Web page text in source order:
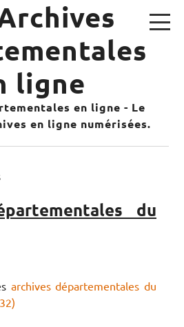
ligne
en ligne - Le
en ligne numérisées.
du
archives départementales du